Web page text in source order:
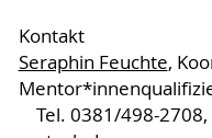
Kontakt
Seraphin Feuchte,
Tel. 0381/498-